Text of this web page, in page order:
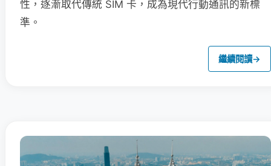
性，逐漸取代傳統 SIM 卡，成為現代行動通訊的新標
準。
繼續閱讀→